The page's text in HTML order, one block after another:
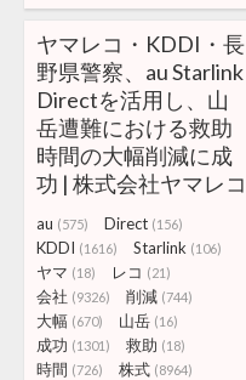
ヤマレコ・KDDI・長
野県警察、au Starlink
Directを活用し、山
岳遭難における救助
時間の大幅削減に成
功 | 株式会社ヤマレコ
au (575) Direct (156)
KDDI (1616) Starlink (106)
ヤマ (18) レコ (21)
会社 (9326) 削減 (744)
大幅 (670) 山岳 (16)
成功 (1301) 救助 (18)
時間 (726) 株式 (8964)